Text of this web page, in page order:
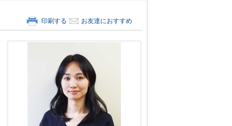
印刷する
お友達におすすめ